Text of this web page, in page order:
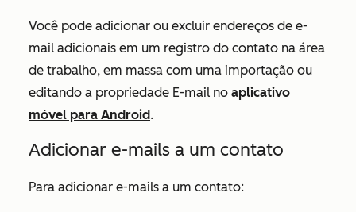
Você pode adicionar ou excluir endereços de e-
mail adicionais em um registro do contato na área
de trabalho, em massa com uma importação ou
editando a propriedade E-mail no aplicativo
móvel para Android.
Adicionar e-mails a um contato
Para adicionar e-mails a um contato: